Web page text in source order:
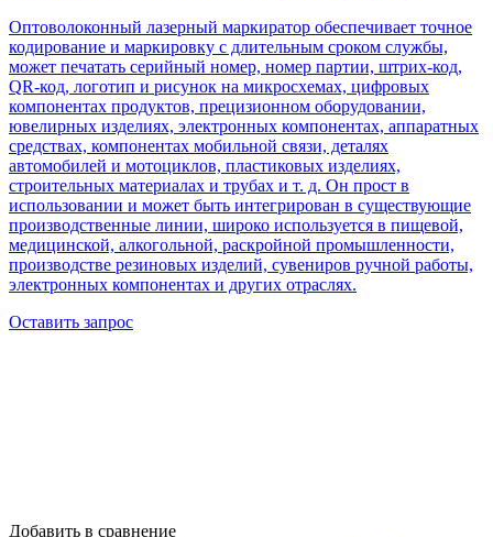
Оптоволоконный лазерный маркиратор обеспечивает точное
кодирование и маркировку с длительным сроком службы,
может печатать серийный номер, номер партии, штрих-код,
QR-код, логотип и рисунок на микросхемах, цифровых
компонентах продуктов, прецизионном оборудовании,
ювелирных изделиях, электронных компонентах, аппаратных
средствах, компонентах мобильной связи, деталях
автомобилей и мотоциклов, пластиковых изделиях,
строительных материалах и трубах и т. д. Он прост в
использовании и может быть интегрирован в существующие
производственные линии, широко используется в пищевой,
медицинской, алкогольной, раскройной промышленности,
производстве резиновых изделий, сувениров ручной работы,
электронных компонентах и ​​других отраслях.
Оставить запрос
Добавить в сравнение